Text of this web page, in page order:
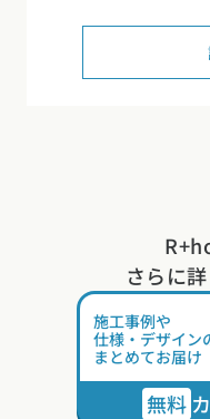
さらに
施工事例や
仕様・デザイン
まとめてお届け
無料